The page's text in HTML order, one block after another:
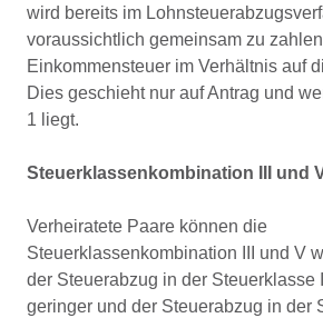
wird bereits im
voraussichtlich gemeinsam zu
Einkommensteuer im Verhältnis auf
Dies geschieht nur auf Antrag und
1 liegt.
Steuerklassenkombination III und
Verheiratete Paare können die
Steuerklassenkombination III und V
der Steuerabzug in der Steuerklasse
geringer und der Steuerabzug in der